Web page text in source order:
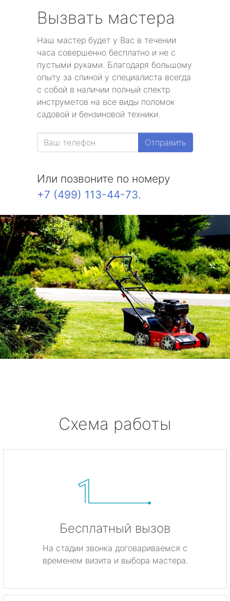
Вызвать мастера
Наш мастер будет у Вас в течении
часа совершенно бесплатно и не с
пустыми руками. Благодаря большому
опыту за спиной у специалиста всегда
с собой в наличии полный спектр
инструметов на все виды поломок
садовой и бензиновой техники.
Отправить
Или позвоните по номеру
+7 (499) 113-44-73.
Схема работы
Бесплатный вызов
На стадии звонка договариваемся с
временем визита и выбора мастера.